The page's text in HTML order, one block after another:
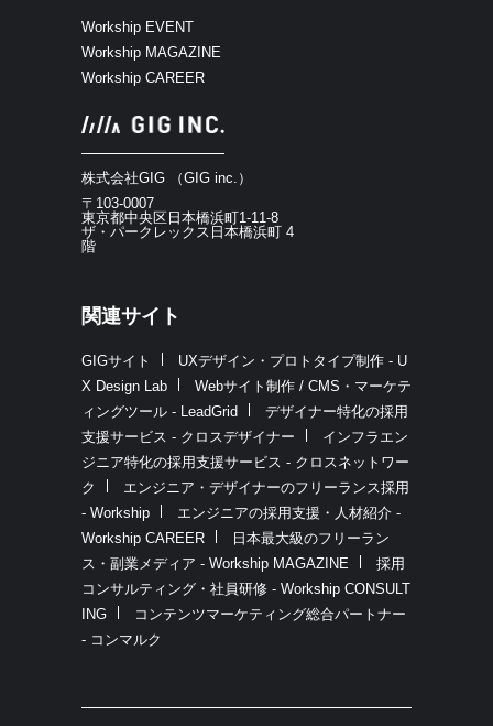
Workship EVENT
Workship MAGAZINE
Workship CAREER
株式会社GIG （GIG inc.）
〒103-0007
東京都中央区日本橋浜町1-11-8
ザ・パークレックス日本橋浜町 4
階
関連サイト
GIGサイト
UXデザイン・プロトタイプ制作 - U
X Design Lab
Webサイト制作 / CMS・マーケテ
ィングツール - LeadGrid
デザイナー特化の採用
支援サービス - クロスデザイナー
インフラエン
ジニア特化の採用支援サービス - クロスネットワー
ク
エンジニア・デザイナーのフリーランス採用
- Workship
エンジニアの採用支援・人材紹介 -
Workship CAREER
日本最大級のフリーラン
ス・副業メディア - Workship MAGAZINE
採用
コンサルティング・社員研修 - Workship CONSULT
ING
コンテンツマーケティング総合パートナー
- コンマルク